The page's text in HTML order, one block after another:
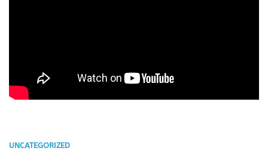
UNCATEGORIZED